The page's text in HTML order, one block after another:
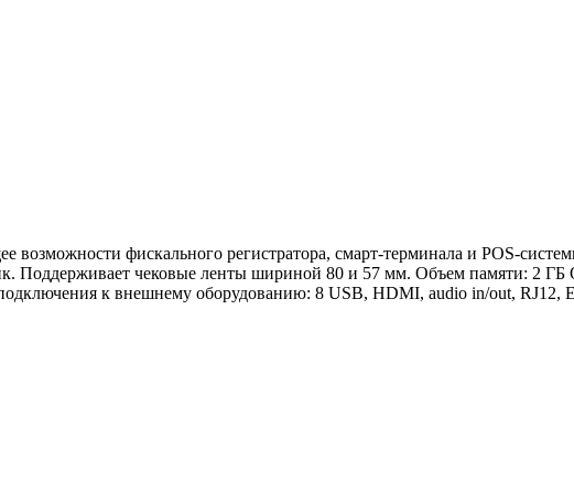
фискального регистратора, смарт-терминала и POS-
Поддерживает чековые ленты шириной 80 и 57 мм. Объем памяти: 2
к внешнему оборудованию: 8 USB, HDMI, audio in/out, RJ12,